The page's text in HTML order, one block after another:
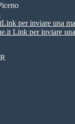
Link per inviare una
Link per inviare